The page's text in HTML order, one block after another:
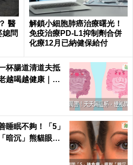
醫
媳問
解鎖小細胞肺癌治療曙光！
免疫治療PD-L1抑制劑合併
化療12月已納健保給付
杯腸道清道夫抵
越喝越健康｜每
睡眠不夠！「5」
暗沉」熊貓眼｜